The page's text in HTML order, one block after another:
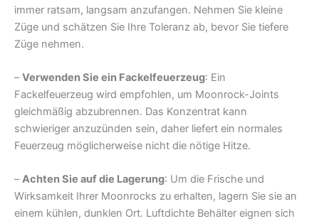
immer ratsam, langsam anzufangen. Nehmen Sie kleine
Züge und schätzen Sie Ihre Toleranz ab, bevor Sie tiefere
Züge nehmen.
–Verwenden Sie ein Fackelfeuerzeug: Ein
Fackelfeuerzeug wird empfohlen, um Moonrock-Joints
gleichmäßig abzubrennen. Das Konzentrat kann
schwieriger anzuzünden sein, daher liefert ein normales
Feuerzeug möglicherweise nicht die nötige Hitze.
–Achten Sie auf die Lagerung: Um die Frische und
Wirksamkeit Ihrer Moonrocks zu erhalten, lagern Sie sie an
einem kühlen, dunklen Ort. Luftdichte Behälter eignen sich